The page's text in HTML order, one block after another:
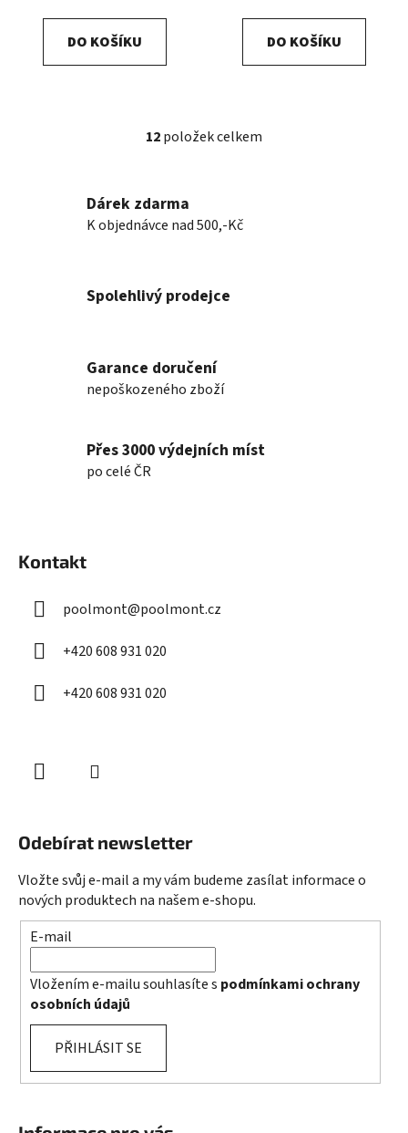
DO KOŠÍKU DO KOŠÍKU
O
d
p
k
y
p
12položek celkem
Dárek zdarma
K objednávce nad 500,-Kč
Spolehlivý prodejce
Garance doručení
nepoškozeného zboží
Přes 3000 výdejních míst
po celé ČR
Kontakt
poolmont@poolmont.cz
+420 608 931 020
+420 608 931 020
Odebírat newsletter
Vložte svůj e-mail a my vám budeme zasílat informace o
nových produktech na našem e-shopu.
E-mail
Vložením e-mailu souhlasíte s podmínkami ochrany
osobních údajů
PŘIHLÁSIT SE